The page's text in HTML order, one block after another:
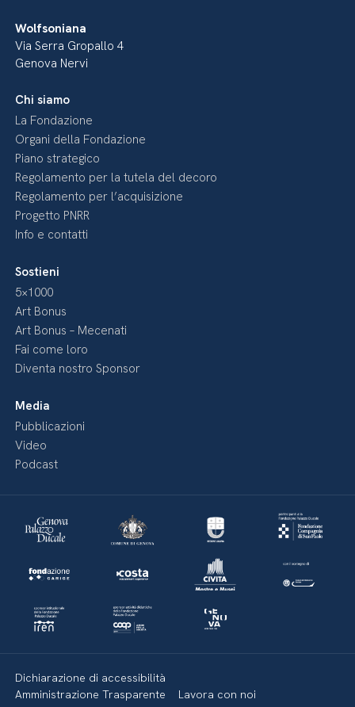
Wolfsoniana
Via Serra Gropallo 4
Genova Nervi
Chi siamo
La Fondazione
Organi della Fondazione
Piano strategico
Regolamento per la tutela del decoro
Regolamento per l’acquisizione
Progetto PNRR
Info e contatti
Sostieni
5×1000
Art Bonus
Art Bonus – Mecenati
Fai come loro
Diventa nostro Sponsor
Media
Pubblicazioni
Video
Podcast
Dichiarazione di accessibilità
Amministrazione Trasparente
Lavora con noi